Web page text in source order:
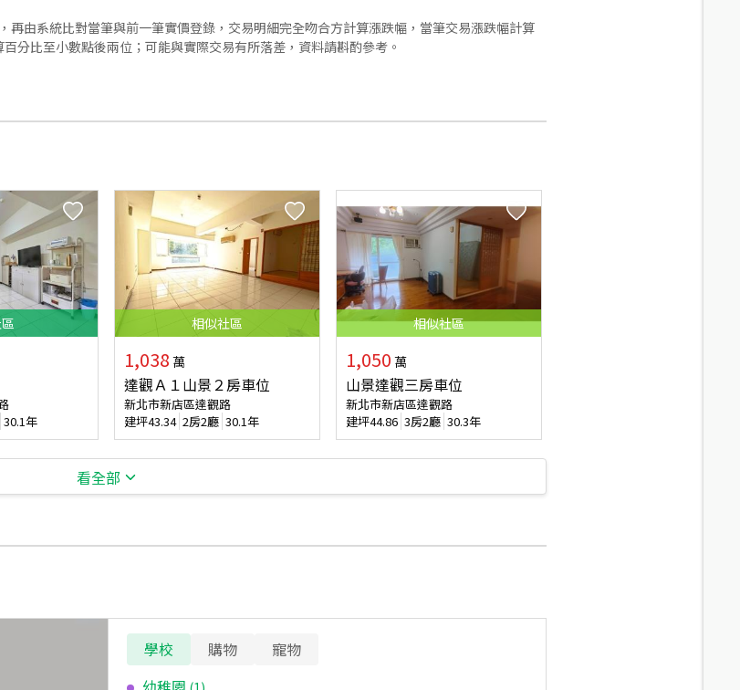
再由系統比對當筆與前一筆實價登錄，交易明細完全吻合方計算漲跌幅，當筆交易漲跌幅計算
分比至小數點後兩位；可能與實際交易有所落差，資料請斟酌參考。
30.1年
相似社區
1,038 萬
達觀Ａ１山景２房車位
新北市新店區達觀路
建坪43.34 2房2廳 30.1年
相似社區
1,050 萬
山景達觀三房車位
新北市新店區達觀路
建坪44.86 3房2廳 30.3年
看全部
學校 購物
寵物